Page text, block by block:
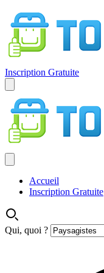
Inscription Gratuite
Accueil
Inscription Gratuite
Qui, quoi ?